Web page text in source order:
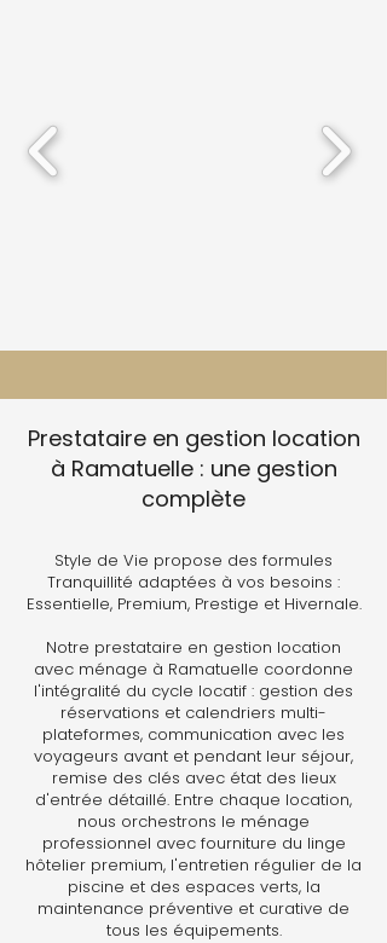
Prestataire en gestion location
à Ramatuelle : une gestion
complète
Style de Vie propose des formules
Tranquillité adaptées à vos besoins :
Essentielle, Premium, Prestige et Hivernale.
Notre prestataire en gestion location
avec ménage à Ramatuelle coordonne
l'intégralité du cycle locatif : gestion des
réservations et calendriers multi-
plateformes, communication avec les
voyageurs avant et pendant leur séjour,
remise des clés avec état des lieux
d'entrée détaillé. Entre chaque location,
nous orchestrons le ménage
professionnel avec fourniture du linge
hôtelier premium, l'entretien régulier de la
piscine et des espaces verts, la
maintenance préventive et curative de
tous les équipements.